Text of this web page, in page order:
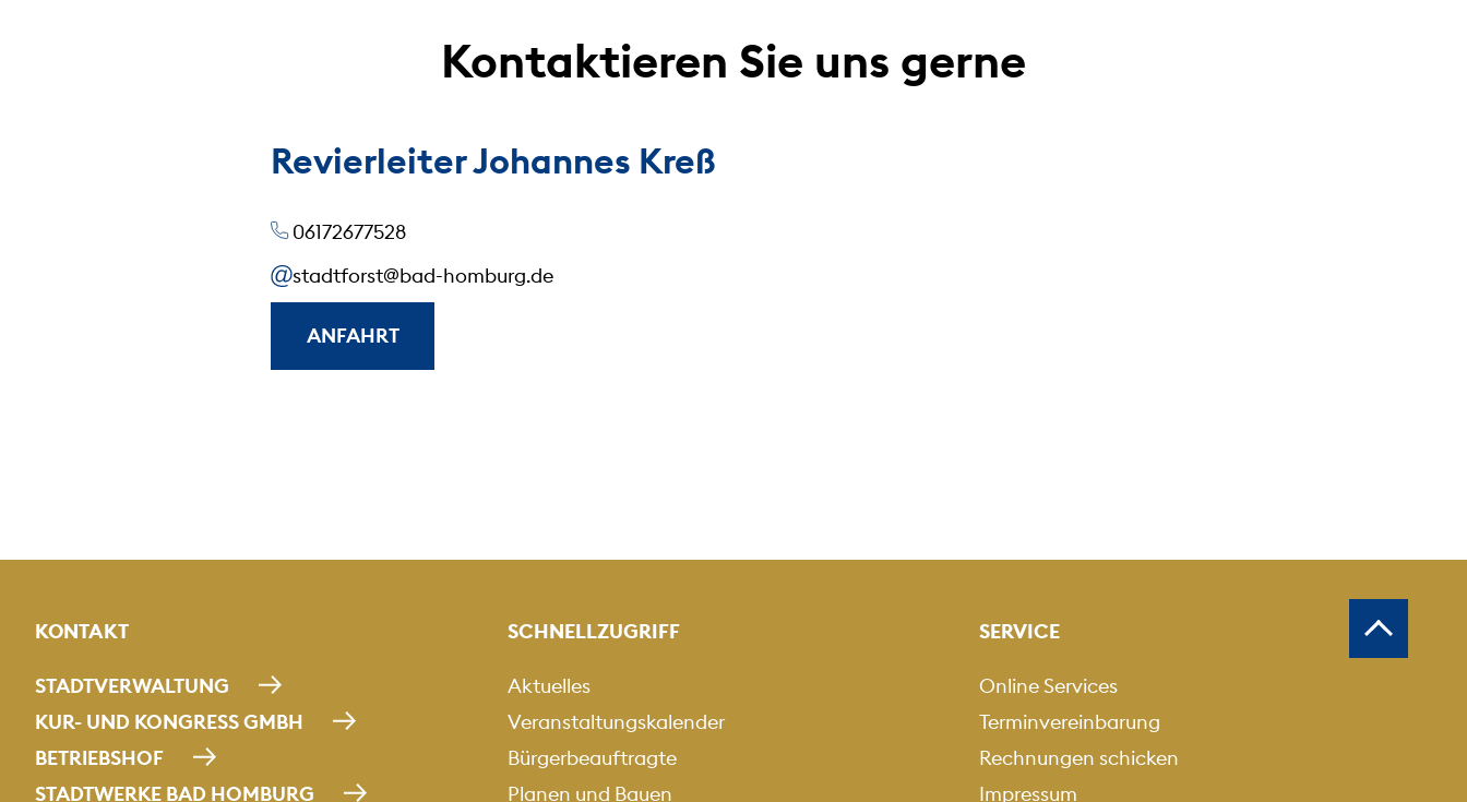
Kontaktieren Sie uns gerne
Revierleiter Johannes Kreß
06172677528
stadtforst@bad-homburg.de
ANFAHRT
KONTAKT
STADTVERWALTUNG
KUR- UND KONGRESS GMBH
BETRIEBSHOF
STADTWERKE BAD HOMBURG
SCHNELLZUGRIFF
Aktuelles
Veranstaltungskalender
Bürgerbeauftragte
Planen und Bauen
SERVICE
Online Services
Terminvereinbarung
Rechnungen schicken
Impressum